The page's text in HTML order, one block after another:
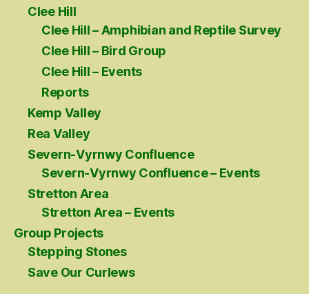
Clee Hill
Clee Hill – Amphibian and Reptile Survey
Clee Hill – Bird Group
Clee Hill – Events
Reports
Kemp Valley
Rea Valley
Severn-Vyrnwy Confluence
Severn-Vyrnwy Confluence – Events
Stretton Area
Stretton Area – Events
Group Projects
Stepping Stones
Save Our Curlews